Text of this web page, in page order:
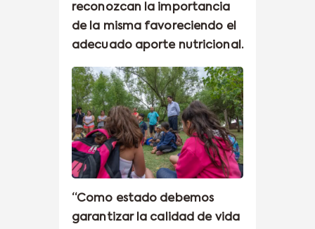
reconozcan la importancia
de la misma favoreciendo el
adecuado aporte nutricional.
“Como estado debemos
garantizar la calidad de vida